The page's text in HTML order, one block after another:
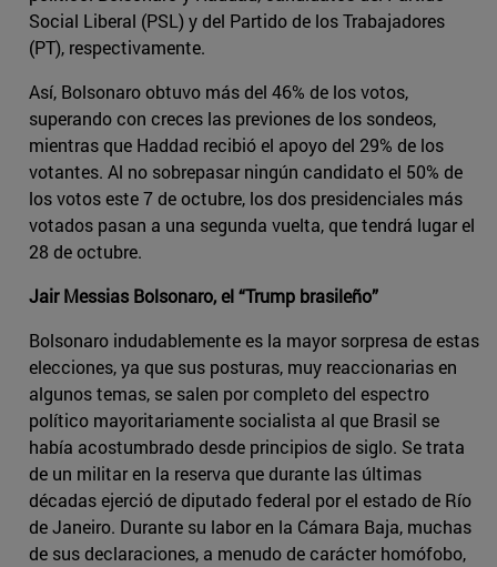
Social Liberal (PSL) y del Partido de los Trabajadores
(PT), respectivamente.
Así, Bolsonaro obtuvo más del 46% de los votos,
superando con creces las previones de los sondeos,
mientras que Haddad recibió el apoyo del 29% de los
votantes. Al no sobrepasar ningún candidato el 50% de
los votos este 7 de octubre, los dos presidenciales más
votados pasan a una segunda vuelta, que tendrá lugar el
28 de octubre.
Jair Messias Bolsonaro, el “Trump brasileño”
Bolsonaro indudablemente es la mayor sorpresa de estas
elecciones, ya que sus posturas, muy reaccionarias en
algunos temas, se salen por completo del espectro
político mayoritariamente socialista al que Brasil se
había acostumbrado desde principios de siglo. Se trata
de un militar en la reserva que durante las últimas
décadas ejerció de diputado federal por el estado de Río
de Janeiro. Durante su labor en la Cámara Baja, muchas
de sus declaraciones, a menudo de carácter homófobo,